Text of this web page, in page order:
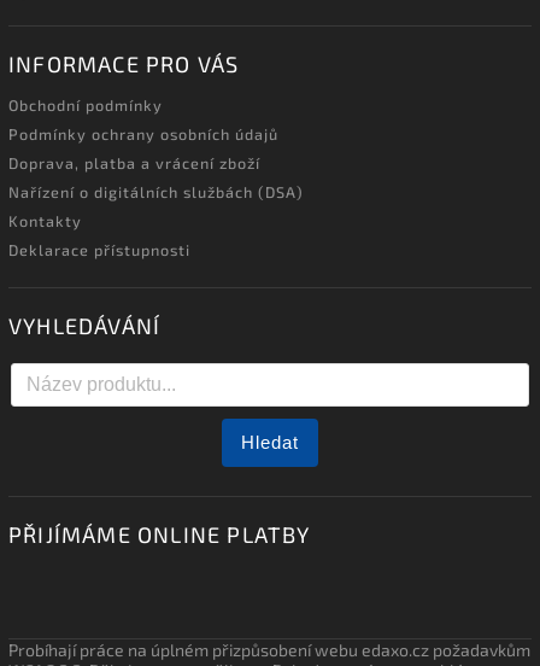
INFORMACE PRO VÁS
Obchodní podmínky
Podmínky ochrany osobních údajů
Doprava, platba a vrácení zboží
Nařízení o digitálních službách (DSA)
Kontakty
Deklarace přístupnosti
VYHLEDÁVÁNÍ
Hledat
PŘIJÍMÁME ONLINE PLATBY
Probíhají práce na úplném přizpůsobení webu edaxo.cz požadavkům